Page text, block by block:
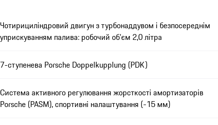
Чотирициліндровий двигун з турбонаддувом і безпосереднім
уприскуванням палива: робочий об’єм 2,0 літра
7-ступенева Porsche Doppelkupplung (PDK)
Система активного регулювання жорсткості амортизаторів
Porsche (PASM), спортивні налаштування (-15 мм)